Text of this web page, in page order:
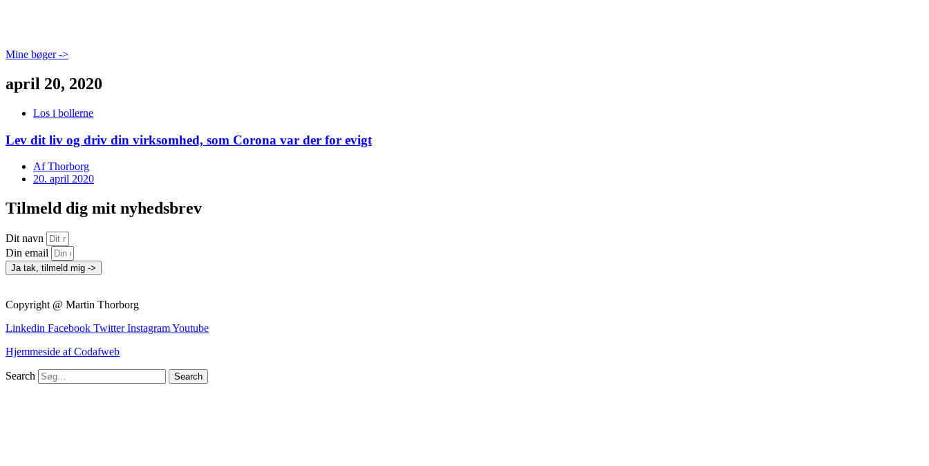
Mine bøger ->
april 20, 2020
Los i bollerne
Lev dit liv og driv din virksomhed, som Corona var der for evigt
AfThorborg
20. april 2020
Tilmeld dig mit nyhedsbrev
Dit navn
Din email
Ja tak, tilmeld mig ->
Copyright @ Martin Thorborg
Linkedin Facebook Twitter InstagramYoutube
Hjemmeside af Codafweb
Search Search